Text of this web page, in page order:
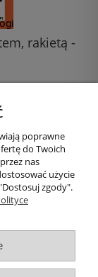
rakietą -
poprawne
do Twoich
nas
użycie
zgody".